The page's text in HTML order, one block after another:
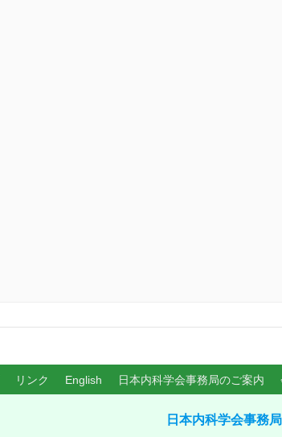
リンク English 日本内科学会事務局のご案内
日本内科学会事務局